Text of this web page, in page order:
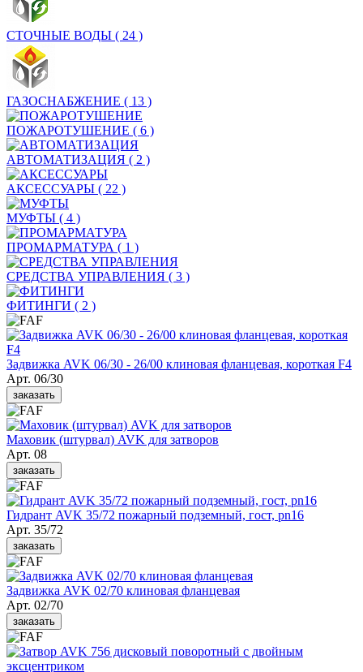
СТОЧНЫЕ ВОДЫ ( 24 )
ГАЗОСНАБЖЕНИЕ ( 13 )
ПОЖАРОТУШЕНИЕ ( 6 )
АВТОМАТИЗАЦИЯ ( 2 )
АКСЕССУАРЫ ( 22 )
МУФТЫ ( 4 )
ПРОМАРМАТУРА ( 1 )
СРЕДСТВА УПРАВЛЕНИЯ ( 3 )
ФИТИНГИ ( 2 )
Задвижка AVK 06/30 - 26/00 клиновая фланцевая, короткая F4
Арт. 06/30
заказать
Маховик (штурвал) AVK для затворов
Арт. 08
заказать
Гидрант AVK 35/72 пожарный подземный, гост, pn16
Арт. 35/72
заказать
Задвижка AVK 02/70 клиновая фланцевая
Арт. 02/70
заказать